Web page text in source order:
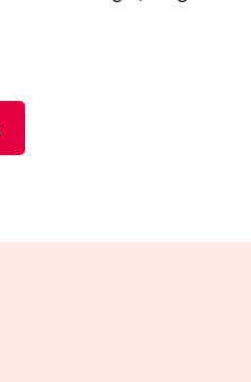
y el Barrio Judío de
de los lugares